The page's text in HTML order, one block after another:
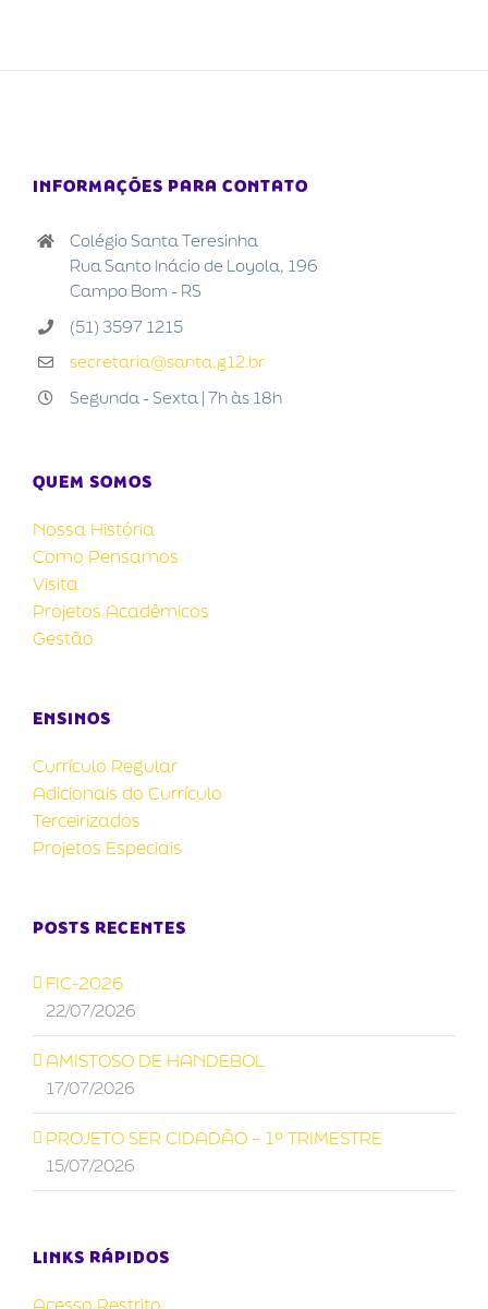
INFORMAÇÕES PARA CONTATO
Colégio Santa Teresinha
Rua Santo Inácio de Loyola, 196
Campo Bom - RS
(51) 3597 1215
secretaria@santa.g12.br
Segunda - Sexta | 7h às 18h
QUEM SOMOS
Nossa História
Como Pensamos
Visita
Projetos Acadêmicos
Gestão
ENSINOS
Currículo Regular
Adicionais do Currículo
Terceirizados
Projetos Especiais
POSTS RECENTES
FIC-2026
22/07/2026
AMISTOSO DE HANDEBOL
17/07/2026
PROJETO SER CIDADÃO – 1º TRIMESTRE
15/07/2026
LINKS RÁPIDOS